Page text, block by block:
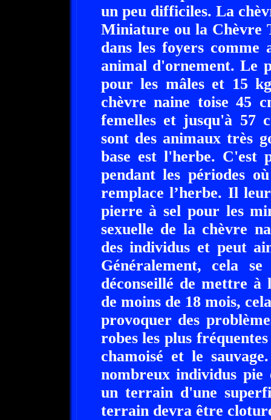
un peu difficiles. La
Miniature ou la Chèvre
dans les foyers comme
animal d'ornement. Le
pour les mâles et 15
chèvre naine toise 45
femelles et jusqu'à 57
sont des animaux très
base est l'herbe. C'est
pendant les périodes
remplace l’herbe. Il
pierre à sel pour les
sexuelle de la chèvre
des individus et peut
Généralement, cela
déconseillé de mettre à
de moins de 18 mois,
provoquer des
robes les plus
chamoisé et le
nombreux individus
un terrain d'une
terrain devra être